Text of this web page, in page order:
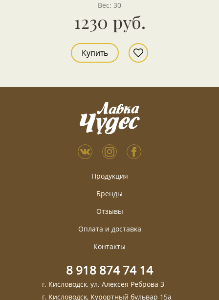
Вес: 30
1230 руб.
Купить
Продукция
Бренды
Отзывы
Оплата и доставка
Контакты
8 918 874 74 14
г. Кисловодск, ул. Алексея Реброва 3
г. Кисловодск, Курортный бульвар 15а